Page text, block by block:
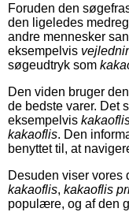
Foruden den
den ligeledes
andre mennesker
eksempelvis
søgeudtryk som
Den viden bruger
de bedste varer. Det
eksempelvis
kakaoflis. Den
benyttet til, at
Desuden viser vores
kakaoflis, kakaoflis
populære, og af den